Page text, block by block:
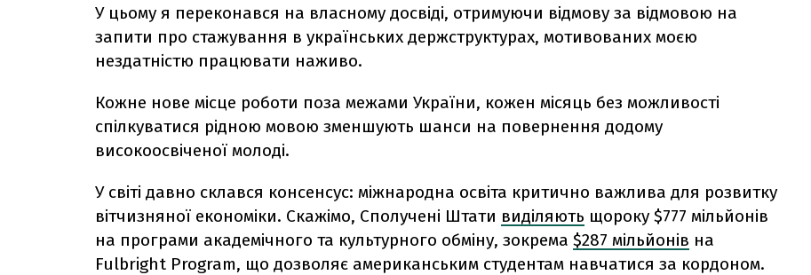
У цьому я переконався на власному досвіді, отримуючи відмову за відмовою на
запити про стажування в українських держструктурах, мотивованих моєю
нездатністю працювати наживо.
Кожне нове місце роботи поза межами України, кожен місяць без можливості
спілкуватися рідною мовою зменшують шанси на повернення додому
високоосвіченої молоді.
У світі давно склався консенсус: міжнародна освіта критично важлива для розвитку
вітчизняної економіки. Скажімо, Сполучені Штати виділяють щороку $777 мільйонів
на програми академічного та культурного обміну, зокрема $287 мільйонів на
Fulbright Program, що дозволяє американським студентам навчатися за кордоном.